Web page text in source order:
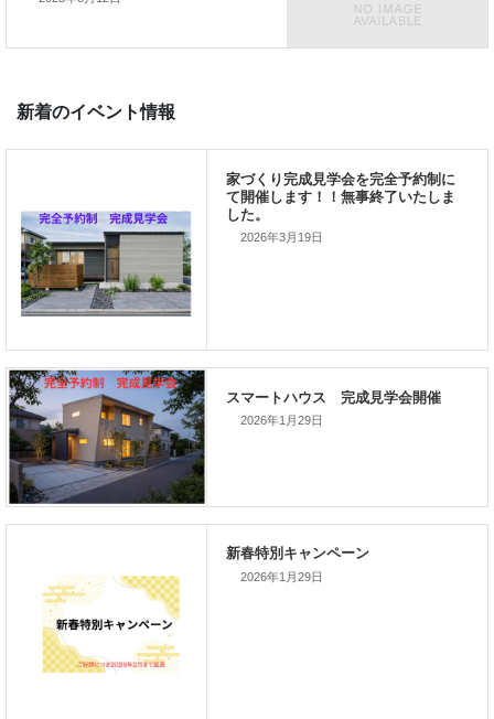
家づくりこぼれ話！
家づくりこぼれ話！
新着のイベント情報
家づくり完成見学会を完全予約制
2026年3月19日
2026年1月29日
2026年1月29日